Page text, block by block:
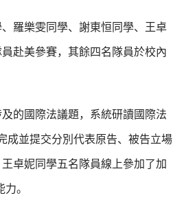
羅樂雯同學、謝東恒同學、王卓
赴美參賽，其餘四名隊員於校內
的國際法議題，系統研讀國際法
成並提交分別代表原告、被告立場
卓妮同學五名隊員線上參加了加
。